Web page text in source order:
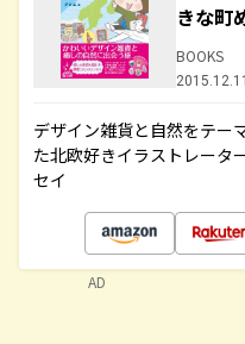
きな町
BOOKS
デザイン雑貨と自然をテー
た北欧好きイラストレータ
セイ
AD